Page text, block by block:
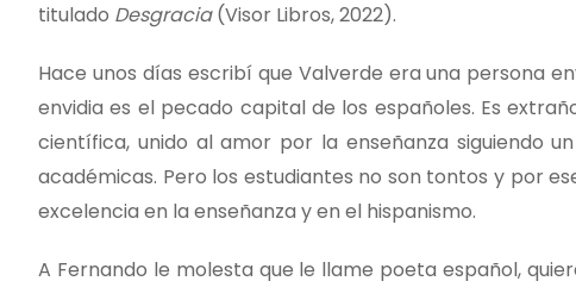
titulado Desgracia(Visor Libros, 2022).
Hace unos días escribí que Valverde era una persona
envidia es el pecado capital de los españoles. Es
científica, unido al amor por la enseñanza siguiendo
académicas. Pero los estudiantes no son tontos y por
excelencia en la enseñanza y en el hispanismo.
A Fernando le molesta que le llame poeta español,